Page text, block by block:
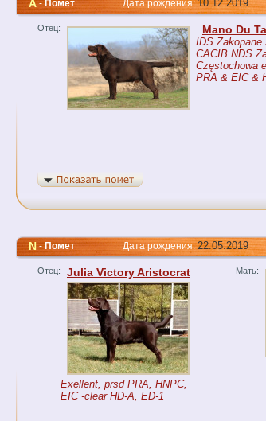
A-ПометДата рождения:10.12.2019
Отец: Mano Du
IDS Zakopane
CACIB NDS
Częstochowa
PRA & EIC &
N-ПометДата рождения:22.05.2019
Отец: Julia Victory Aristocrat
Exellent, prsd PRA, HNPC,
EIC -clear HD-A, ED-1
Мать: